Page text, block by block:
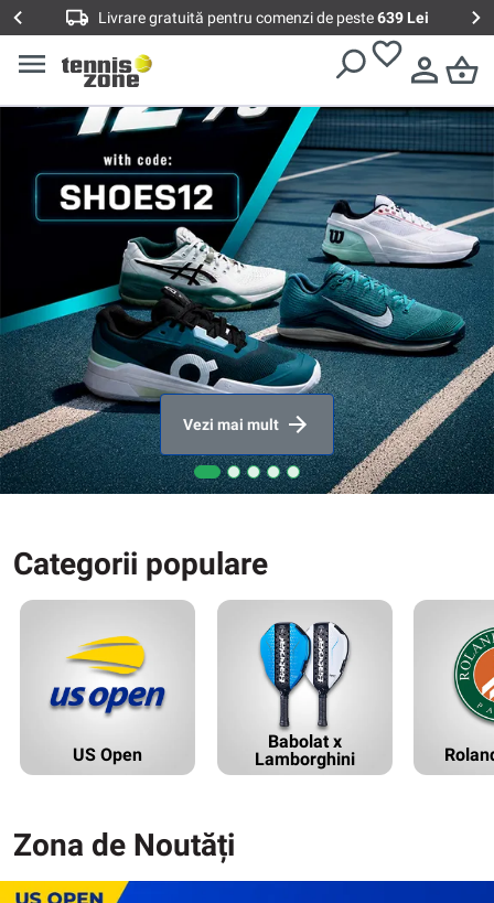
Livrare gratuită pentru comenzi de peste639 Lei
Vezi mai mult
Categorii populare
US Open
Babolat x
Lamborghini
Zona de Noutăți